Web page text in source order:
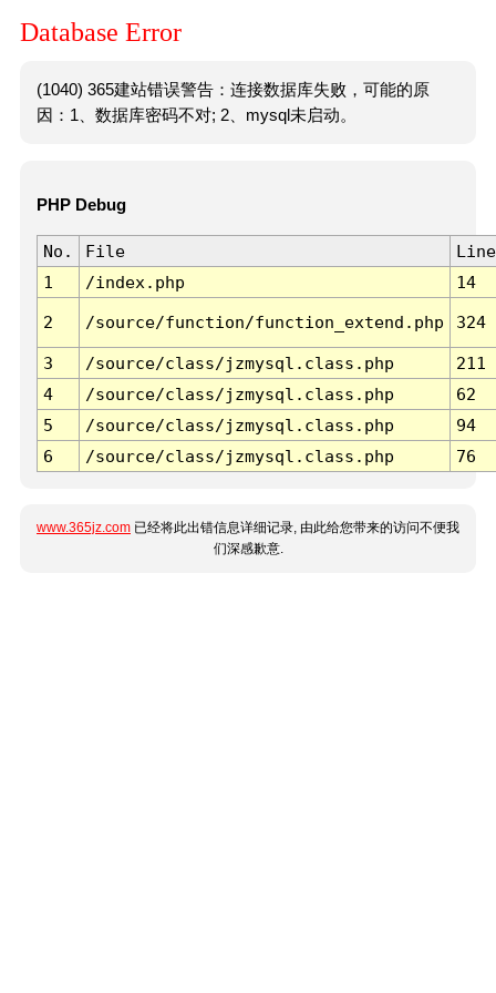
Database Error
(1040) 365建站错误警告：连接数据库失败，可能的原
因：1、数据库密码不对; 2、mysql未启动。
PHP Debug
No. File
Line
1
/index.php 14
2 /source/function/function_extend.php 324
3 /source/class/jzmysql.class.php
211
4
/source/class/jzmysql.class.php
62
5
/source/class/jzmysql.class.php
94
6
/source/class/jzmysql.class.php 76
www.365jz.com 已经将此出错信息详细记录, 由此给您带来的访问不便我
们深感歉意.